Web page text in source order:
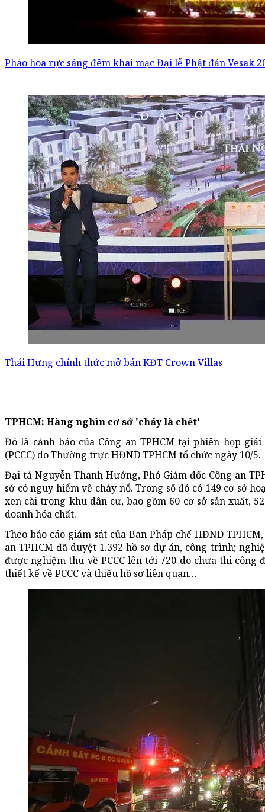
Pháo hoa rực sáng đêm khai mạc Đại lễ Phật đản Vesak
Thái Hưng chính thức mở bán KĐT Crown Villas
TPHCM: Hàng nghìn cơ sở 'cháy là chết'
Đó là cảnh báo của Công an TPHCM tại phiên họp
(PCCC) do Thường trực HĐND TPHCM tổ chức ngày 10/5.
Đại tá Nguyễn Thanh Hưởng, Phó Giám đốc Công an
sở có nguy hiểm về cháy nổ. Trong số đó có 149 cơ sở
xen cài trong khu dân cư, bao gồm 60 cơ sở sản xuất,
doanh hóa chất.
Theo báo cáo giám sát của Ban Pháp chế HĐND
an TPHCM đã duyệt 1.392 hồ sơ dự án, công trình;
được nghiệm thu về PCCC lên tới 720 do chưa thi
thiết kế về PCCC và thiếu hồ sơ liên quan…